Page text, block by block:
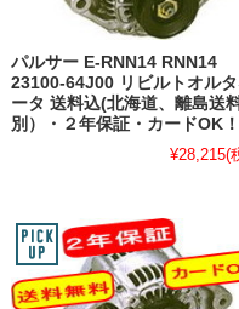
パルサー E-RNN14 RNN14
23100-64J00 リビルトオル
ータ 送料込(北海道、離島送
別）・２年保証・カードOK！
¥28,215(